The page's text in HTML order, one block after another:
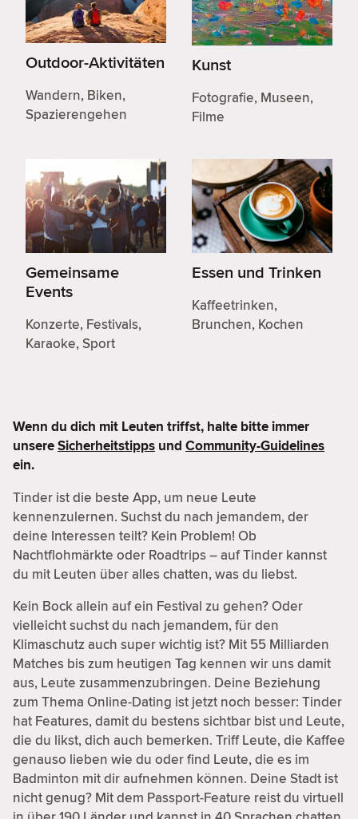
Outdoor-Aktivitäten
Wandern, Biken,
Spazierengehen
Kunst
Fotografie, Museen,
Filme
Gemeinsame
Events
Konzerte, Festivals,
Karaoke, Sport
Essen und Trinken
Kaffeetrinken,
Brunchen, Kochen
Wenn du dich mit Leuten triffst, halte bitte immer
unsereSicherheitstipps und Community-Guidelines
ein.
Tinder ist die beste App, um neue Leute
kennenzulernen. Suchst du nach jemandem, der
deine Interessen teilt? Kein Problem! Ob
Nachtflohmärkte oder Roadtrips – auf Tinder kannst
du mit Leuten über alles chatten, was du liebst.
Kein Bock allein auf ein Festival zu gehen? Oder
vielleicht suchst du nach jemandem, für den
Klimaschutz auch super wichtig ist? Mit 55 Milliarden
Matches bis zum heutigen Tag kennen wir uns damit
aus, Leute zusammenzubringen. Deine Beziehung
zum Thema Online-Dating ist jetzt noch besser: Tinder
hat Features, damit du bestens sichtbar bist und Leute,
die du likst, dich auch bemerken. Triff Leute, die Kaffee
genauso lieben wie du oder find Leute, die es im
Badminton mit dir aufnehmen können. Deine Stadt ist
nicht genug? Mit dem Passport-Feature reist du virtuell